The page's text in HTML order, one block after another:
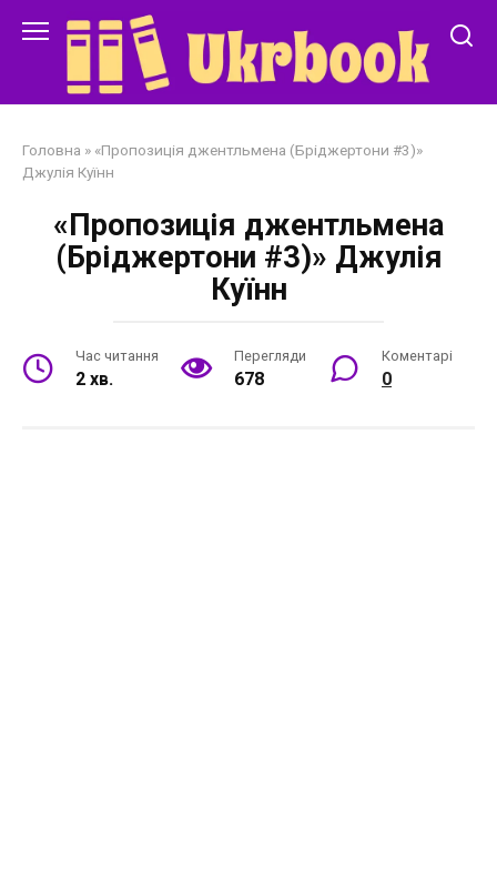
Головна » «Пропозиція джентльмена (Бріджертони #3)»
Джулія Куїнн
«Пропозиція джентльмена
(Бріджертони #3)» Джулія
Куїнн
Час читання
2 хв.
Перегляди
678
Коментарі
0